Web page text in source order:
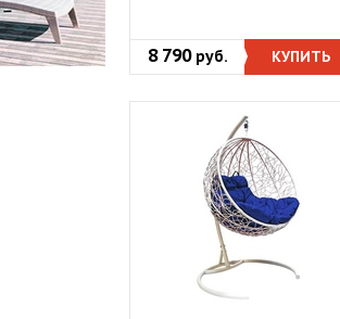
8 790 руб. КУПИТЬ